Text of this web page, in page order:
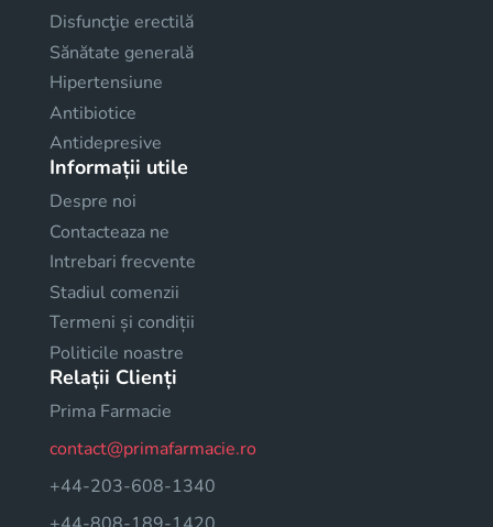
Disfuncţie erectilă
Sănătate generală
Hipertensiune
Antibiotice
Antidepresive
Informații utile
Despre noi
Contacteaza ne
Intrebari frecvente
Stadiul comenzii
Termeni și condiții
Politicile noastre
Relații Clienți
Prima Farmacie
contact@primafarmacie.ro
+44-203-608-1340